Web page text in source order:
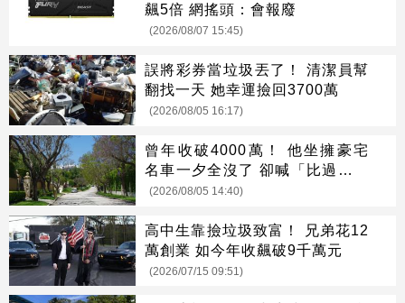
飆5倍 網搖頭：會報廢
(2026/08/07 15:45)
誤將彩券當垃圾丟了！ 清潔員幫
翻找一天 她幸運撿回3700萬
(2026/08/05 16:17)
曾年收破4000萬！ 他坐擁豪宅
名車一夕全沒了 卻喊「比過去更
快樂」
(2026/08/05 14:40)
高中生靠撿垃圾致富！ 兄弟花12
萬創業 如今年收飆破9千萬元
(2026/07/15 09:51)